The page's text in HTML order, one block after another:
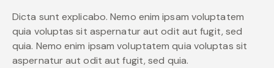
Dicta sunt explicabo. Nemo enim ipsam voluptatem
quia voluptas sit aspernatur aut odit aut fugit, sed
quia. Nemo enim ipsam voluptatem quia voluptas sit
aspernatur aut odit aut fugit, sed quia.